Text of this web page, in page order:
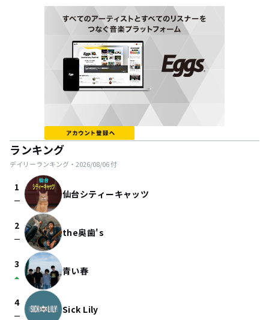
ランキング
デイリーランキング・ 2026/08/06付
1
check_indeterminate_small 仙台シティーキャッツ
2
check_indeterminate_small the奥歯's
3
arrow_drop_up 青い春
4
check_indeterminate_small Sick Lily